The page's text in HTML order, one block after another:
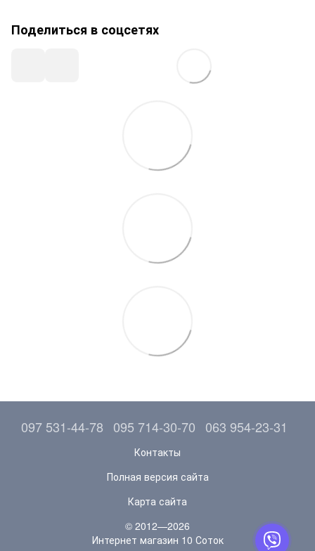
Поделиться в соцсетях
097 531-44-78 095 714-30-70 063 954-23-31
Контакты
Полная версия сайта
Карта сайта
© 2012—2026
Интернет магазин 10 Соток